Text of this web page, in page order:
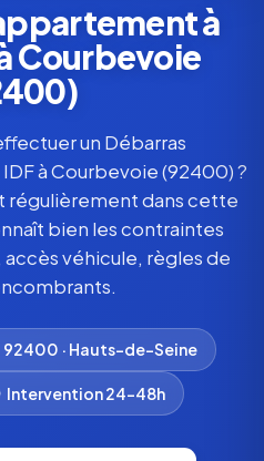
à
Courbevoie
un Débarras
à Courbevoie (92400) ?
régulièrement dans cette
bien les contraintes
véhicule, règles de
92400 · Hauts-de-Seine
Intervention 24-48h